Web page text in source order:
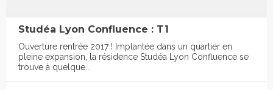
Studéa Lyon Confluence : T1
Ouverture rentrée 2017 ! Implantée dans un quartier en
pleine expansion, la résidence Studéa Lyon Confluence se
trouve à quelque...